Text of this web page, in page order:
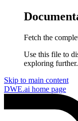
Fetch the
Use this file to
exploring further.
Skip to main content
DWE.ai home page